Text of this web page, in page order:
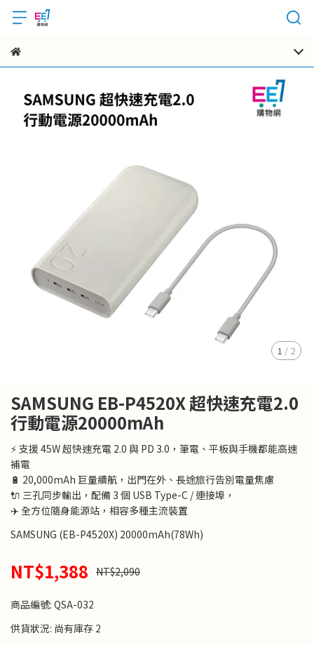
1 / 2
SAMSUNG EB-P4520X 超快速充電2.0
行動電源20000mAh
⚡ 支援 45W 超快速充電 2.0 與 PD 3.0，筆電、平板與手機都能高速
補電
🔋 20,000mAh 巨量續航，出門在外、長途旅行告別電量焦慮
🔌 三孔同步輸出，配備 3 個 USB Type-C / 連接埠，
✈️ 全方位隨身能源站，相容多種主流裝置
SAMSUNG (EB-P4520X) 20000mAh(78Wh)
NT$1,388 NT$2,090
商品編號: QSA-032
供貨狀況: 尚有庫存 2